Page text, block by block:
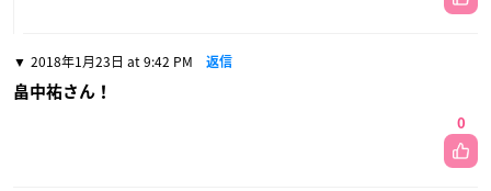
2018年1月23日 at 9:42 PM 返信
畠中祐さん！
0